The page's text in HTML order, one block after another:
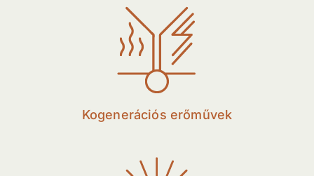
Kogenerációs erőművek